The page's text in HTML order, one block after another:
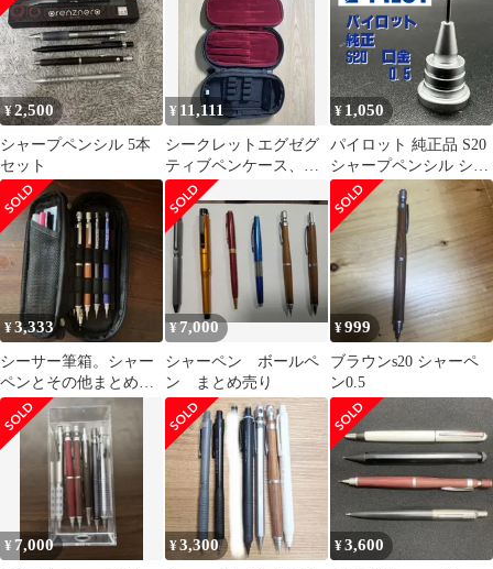
¥2,500
シャープペンシル 5本
セット
¥ 11,111
シークレットエグゼグ
ティブペンケース、ス
マッシュ、s20
¥ 1,050
パイロット 純正品 S20
シャープペンシル シャ
ーペン 口金 0.5 2個
¥3,333
シーサー筆箱。シャー
ペンとその他まとめ売
り！！
¥7,000
シャーペン ボールペ
ン まとめ売り
¥999
ブラウンs20 シャーペ
ン0.5
¥ 7,000 ¥3,300 ¥3,600